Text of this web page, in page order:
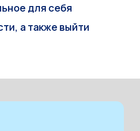
для себя
а также выйти